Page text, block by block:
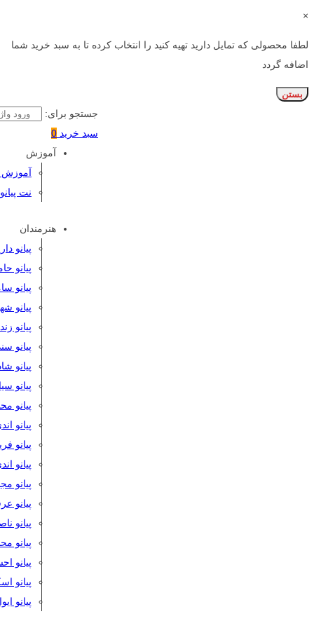
×
لطفا محصولی که تمایل دارید تهیه کنید را انتخاب کرده تا به سبد خرید شما
اضافه گردد
بستن
جستجو برای:
سبد خرید 0
آموزش
آموزش
نت پیانو
هنرمندان
پیانو
پیانو
پیانو
پیانو
پیانو
پیانو
پیانو
پیانو
پیانو
پیانو
پیانو
پیانو
پیانو
پیانو
پیانو
پیانو
پیانو
پیانو
پیانو